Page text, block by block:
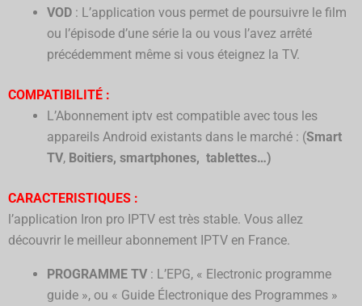
VOD : L’application vous permet de poursuivre le film
ou l’épisode d’une série la ou vous l’avez arrêté
précédemment même si vous éteignez la TV.
COMPATIBILITÉ :
L’Abonnement iptv est compatible avec tous les
appareils Android existants dans le marché : (Smart
TV, Boitiers, smartphones, tablettes…)
CARACTERISTIQUES :
l’application Iron pro IPTV est très stable. Vous allez
découvrir le meilleur abonnement IPTV en France.
PROGRAMME TV : L’EPG, « Electronic programme
guide », ou « Guide Électronique des Programmes »